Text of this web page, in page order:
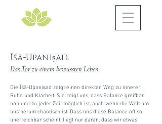
Īśā-Upaniṣad
Das Tor zu einem bewussten Leben​
Die Īśā-Upaniṣad zeigt einen direkten Weg zu innerer
Ruhe und Klarheit. Sie zeigt uns, dass Balance greifbar
nah und zu jeder Zeit möglich ist, auch wenn die Welt um
uns herum chaotisch ist. Dass uns diese Balance oft so
unerreichbar scheint, liegt nur daran, dass wir etwas